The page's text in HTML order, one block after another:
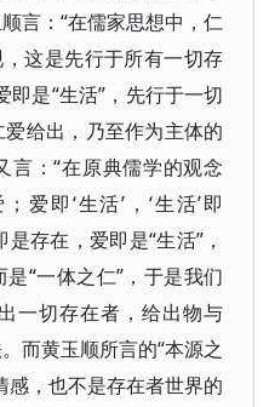
言：“在儒家思想中，仁
这是先行于所有一切存
即是“生活”，先行于一切
给出，乃至作为主体的
言：“在原典儒学的观念
爱即‘生活’，‘生活’即
存在，爱即是“生活”，
“一体之仁”，于是我们
一切存在者，给出物与
而黄玉顺所言的“本源之
感，也不是存在者世界的